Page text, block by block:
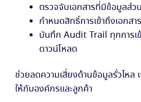
ตรวจจับเอกสารที่มีข้อมูลส่
กำหนดสิทธิ์การเข้าถึงเอกสา
บันทึก Audit Trail ทุกการเ
ดาวน์โหลด
ช่วยลดความเสี่ยงด้านข้อมูลรั่วไหล
ให้กับองค์กรและลูกค้า